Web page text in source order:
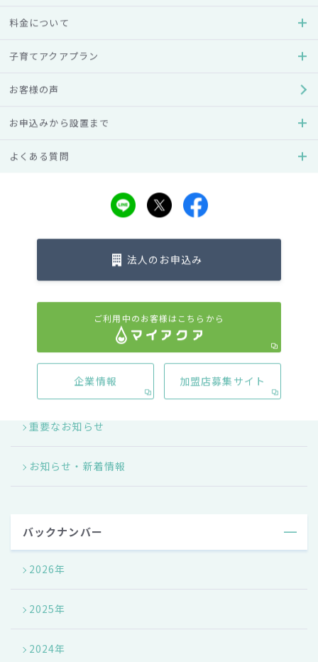
お知らせ 2014.04.17
秀品質最高金賞』を受賞！
お知らせ 2014.04.01
ンペーン
お知らせ 2014.01.29
ズできるサービス「マイパネ」がスタート！
« 1 2 3 »
キャンペーン情報
重要なお知らせ
お知らせ・新着情報
バックナンバー
2026年
2025年
2024年
料金について
子育てアクアプラン
お客様の声
お申込みから設置まで
よくある質問
法人のお申込み
ご利用中のお客様はこちらから
企業情報 加盟店募集サイト